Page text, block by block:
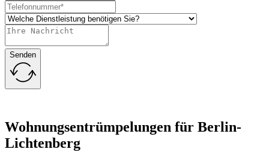
Senden
Wohnungsentrümpelungen für Berlin-
Lichtenberg